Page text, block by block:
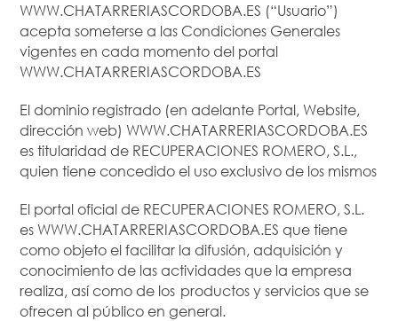
WWW.CHATARRERIASCORDOBA.ES (“Usuario”)
acepta someterse a las Condiciones Generales
vigentes en cada momento del portal
WWW.CHATARRERIASCORDOBA.ES
El dominio registrado (en adelante Portal, Website,
dirección web) WWW.CHATARRERIASCORDOBA.ES
es titularidad de RECUPERACIONES ROMERO, S.L.,
quien tiene concedido el uso exclusivo de los mismos
El portal oficial de RECUPERACIONES ROMERO, S.L.
es WWW.CHATARRERIASCORDOBA.ES que tiene
como objeto el facilitar la difusión, adquisición y
conocimiento de las actividades que la empresa
realiza, así como de los productos y servicios que se
ofrecen al público en general.